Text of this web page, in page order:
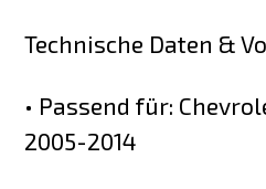
Technische Daten &
• Passend für:
2005-2014